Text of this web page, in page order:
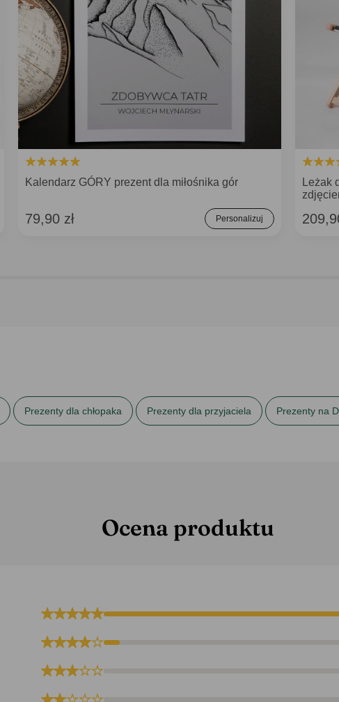
Kalendarz GÓRY prezent dla miłośnika gór
79,90 zł Personalizuj
Leżak
Prezenty dla chłopaka Prezenty dla przyjaciela Prezenty na
Ocena produktu